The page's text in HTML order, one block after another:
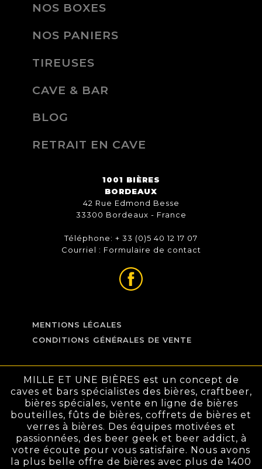
NOS BOXES
NOS PANIERS
TIREUSES
CAVE & BAR
BLOG
RETRAIT EN CAVE
1001 BIÈRES
BORDEAUX
42 Rue Edmond Besse
33300 Bordeaux - France
Téléphone: + 33 (0)5 40 12 17 07
Courriel : Formulaire de contact
MENTIONS LÉGALES
CONDITIONS GÉNÉRALES DE VENTE
MILLE ET UNE BIÈRES est un concept de
caves et bars spécialistes des bières, craftbeer,
bières spéciales, vente en ligne de bières
bouteilles, fûts de bières, coffrets de bières et
verres à bières. Des équipes motivées et
passionnées, des beer geek et beer addict, à
votre écoute pour vous satisfaire. Nous avons
la plus belle offre de bières avec plus de 1400